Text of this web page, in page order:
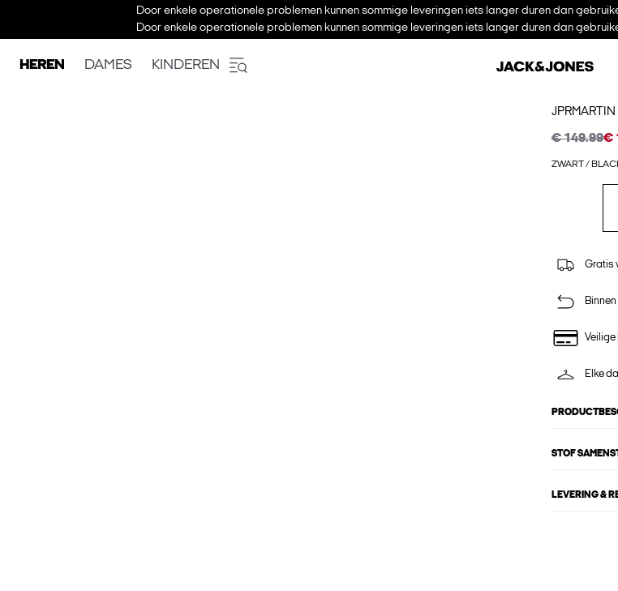
Door enkele operationele problemen kunnen sommige leveringen iets langer duren dan
Door enkele operationele problemen kunnen sommige leveringen iets langer duren dan
HEREN DAMES KINDEREN
€ 149.99€
ZWART /
Gratis
Veilige
Elke
STOF
LEVERING &